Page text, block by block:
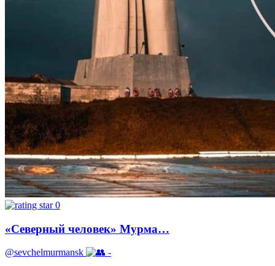
0
«Северный человек» Мурма…
@sevchelmurmansk -